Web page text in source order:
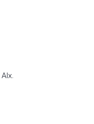
Alx.